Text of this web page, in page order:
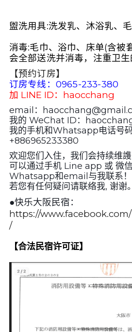
盥洗用具:洗发乳、沐浴乳、
消毒:毛巾、浴巾、床单(含被
会全部送洗并消毒，注重卫生
【预约订房】
订房专线：0965-233-380
加 LINE ID：haocchang
email：
我的 WeChat ID：
我的手机和Whatsapp电话号码
+886965233380
欢迎您们入住，我们会持续维謢
可以通过手机 Line app 或 微
Whatsapp和email与我联系！
若您有任何疑问请联络我, 谢谢。
●快乐大阪民宿：
https://
/
【合法民宿许可证】